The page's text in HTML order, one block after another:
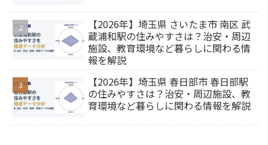
【2026年】埼玉県 さいたま市 南区 武
蔵浦和駅の住みやすさは？治安・周辺
施設、教育環境など暮らしに関わる情
報を解説
【2026年】埼玉県 春日部市 春日部駅
の住みやすさは？治安・周辺施設、教
育環境など暮らしに関わる情報を解説